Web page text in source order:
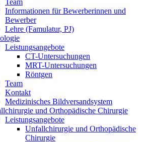
Informationen für Bewerberinnen und
Bewerber
Lehre (Famulatur, PJ)
Leistungsangebote
CT-Untersuchungen
MRT-Untersuchungen
Röntgen
Team
Kontakt
Medizinisches Bildversandsystem
und Orthopädische Chirurgie
Leistungsangebote
Unfallchirurgie und Orthopädische
Chirurgie